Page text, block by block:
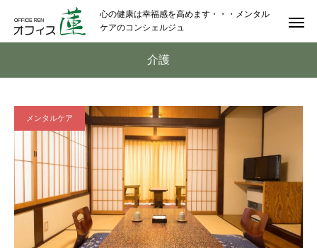
心の健康は幸福感を高めます・・・メンタル
ケアのコンシェルジュ
介護
メンタルケア